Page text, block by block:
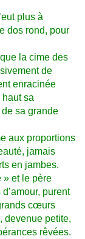
plus à
dos rond, pour
la cime des
de
enracinée
sa
sa grande
aux proportions
jamais
en jambes.
» et le père
purent
cœurs
devenue petite,
rêvées.